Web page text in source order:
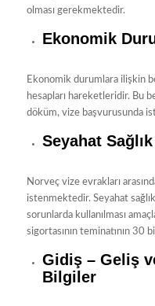
olması gerekmektedir.
Ekonomik
Ekonomik durumlara ilişkin
hesapları hareketleridir. Bu
döküm, vize başvurusunda
Seyahat
Norveç vize evrakları
istenmektedir. Seyahat
sorunlarda kullanılması
sigortasının teminatının 30
Gidiş – Geliş
Bilgiler